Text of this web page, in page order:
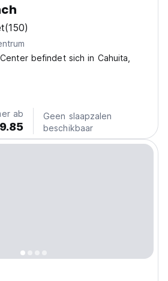
(150)
befindet sich in Cahuita,
ab
Geen slaapzalen
beschikbaar